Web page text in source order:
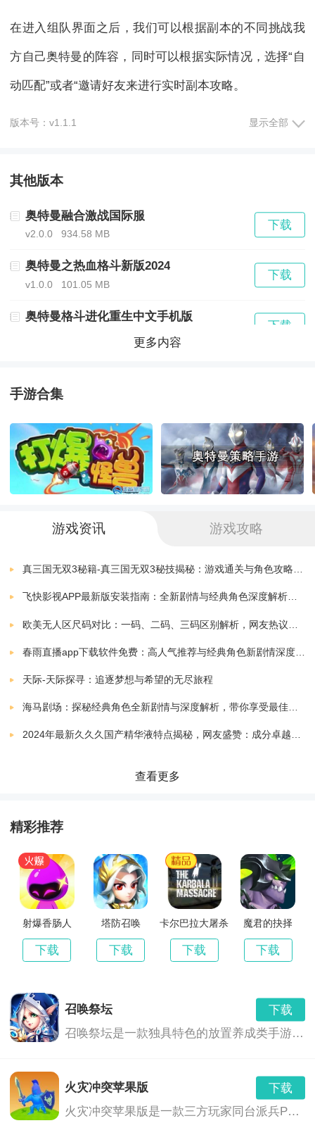
在进入组队界面之后，我们可以根据副本的不同挑战我
方自己奥特曼的阵容，同时可以根据实际情况，选择“自
动匹配”或者“邀请好友来进行实时副本攻略。
(1)自动匹配：当没有好友一起攻打该副本的情况下，点
斗，当然不是每次都能匹配成功，需要此时也有其它玩
家也在打该副本。匹配之后在界面的左中间，有个”自动
喊话”，点击之后，在“世界频道”，系统会发出邀请，如
果有玩家在世界频道看到邀请也需要打该副本的话，就
(2)邀请好友：顾名思义，就是邀请好友和你一起攻略副
友也没人，那怎么办呢?在邀请好友最下方，有一个“离
线好友”邀请，可以邀请不在线的好友帮忙，当然控制是
由系统自动控制的，也需要支付一定的报酬。
-正版授权，童年英雄归来!
-奥特家族，决战星云之路!
-萌兽登场，挖矿卖萌好搭档!
-超强战机，瞬息扭转战局!
版本号：v1.1.1 显示全部
其他版本
奥特曼融合激战国际服
v2.0.0 934.58 MB
下载
奥特曼之热血格斗新版2024
v1.0.0 101.05 MB
下载
奥特曼格斗进化重生中文手机版
1276.29 MB
下载
v1.5.8
v2020.12.23.16 253.60 MB
下载
奥特曼全明星编年史中文版
v2023.08.17.18 833.14 MB
下载
127.30 MB
奥特曼系列OL360版
下载
奥特曼热血机甲王
下载
v4.8.0 24.60 MB
v1.0.1 46.50 MB
下载
奥特曼传奇英雄官方正版
奥特曼系列OL果盘版
奥特曼系列OL小米版
v1.3.9 312.20 MB
下载
奥特曼传奇英雄修改版
11.0.0 647.40 MB
下载
v2.9.0
奥特曼宇宙英雄测试版
1.0.3 815.16 MB
下载
奥特曼系列OL九游版
v1.3.9 409.50 MB
下载
奥特曼大战贪吃蛇
更多内容
手游合集
游戏资讯 游戏攻略
真三国无双3秘籍-真三国无双3秘技揭秘：游戏通关与角色攻略全解析
飞快影视APP最新版安装指南：全新剧情与经典角色深度解析，带你体验极致观影快感
天际-天际探寻：追逐梦想与希望的无尽旅程
查看更多
精彩推荐
射爆香肠人
下载
塔防召唤
下载
卡尔巴拉大屠杀
下载
魔君的抉择
下载
召唤祭坛
下载
召唤祭坛是一款独具特色的放置养成类手游，游戏中有非常多的神秘地点可以探索，而你将要组建你的冒险小队，装配精良的装备前往探险！当然也可以和其他玩家组成盟约，共同发展！
火灾冲突苹果版
下载
火灾冲突苹果版是一款三方玩家同台派兵PK类游戏。玩家有多种兵种可以招募，不断充实自己的军队阵营，派出强力的武士出战。还要预判到两位对手的派兵策略，成功拿下每一场胜利，最大化保留军队的数量，才能获取最终的游戏奖励。还有大量不同的英雄技能可以使用。快来下载吧。